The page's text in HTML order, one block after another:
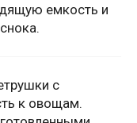
емкость и
с
к овощам.